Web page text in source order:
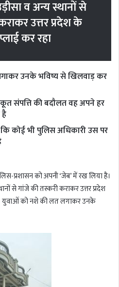
व अन्य स्थानों से
उत्तर प्रदेश के
कर रहा
उनके भविष्य से खिलवाड़ कर
संपत्ति की बदौलत वह अपने हर
है
कोई भी पुलिस अधिकारी उस पर
प्रशासन को अपनी ‘जेब’ में रख लिया है।
से गांजे की तस्करी कराकर उत्तर प्रदेश
युवाओं को नशे की लत लगाकर उनके